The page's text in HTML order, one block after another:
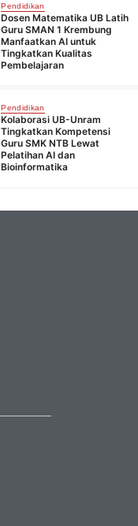
Pendidikan
Dosen Matematika UB Latih
Guru SMAN 1 Krembung
Manfaatkan AI untuk
Tingkatkan Kualitas
Pembelajaran
Pendidikan
Kolaborasi UB-Unram
Tingkatkan Kompetensi
Guru SMK NTB Lewat
Pelatihan AI dan
Bioinformatika